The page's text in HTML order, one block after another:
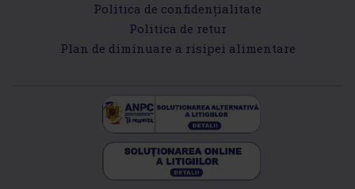
Politica de confidențialitate
Politica de retur
Plan de diminuare a risipei alimentare